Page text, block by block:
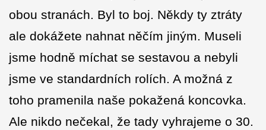
obou stranách. Byl to boj. Někdy ty ztráty
ale dokážete nahnat něčím jiným. Museli
jsme hodně míchat se sestavou a nebyli
jsme ve standardních rolích. A možná z
toho pramenila naše pokažená koncovka.
Ale nikdo nečekal, že tady vyhrajeme o 30.